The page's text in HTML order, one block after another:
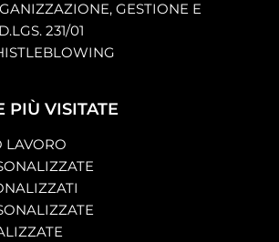
GESTIONE E
231/01
PIÙ VISITATE
LAVORO